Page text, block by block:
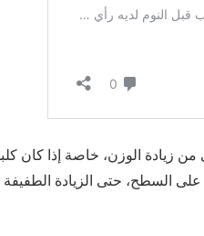
زيادة الوزن، خاصة إذا كان
السطح، حتى الزيادة